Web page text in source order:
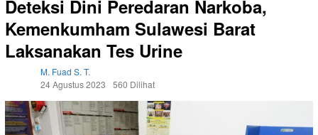
Deteksi Dini Peredaran Narkoba,
Kemenkumham Sulawesi Barat
Laksanakan Tes Urine
M. Fuad S. T.
24 Agustus 2023
560 Dilihat